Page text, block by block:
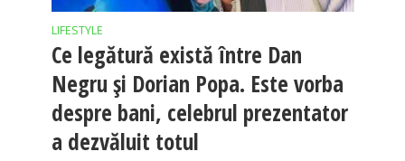
LIFESTYLE
Ce legătură există între Dan
Negru și Dorian Popa. Este vorba
despre bani, celebrul prezentator
a dezvăluit totul